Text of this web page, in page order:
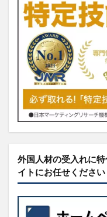
外国人材の受入れに
イトにお任せください